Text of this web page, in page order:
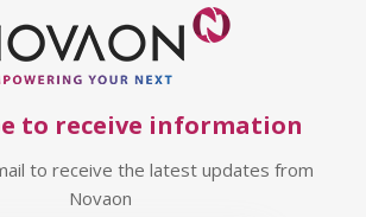
to receive information
to receive the latest updates from
Novaon